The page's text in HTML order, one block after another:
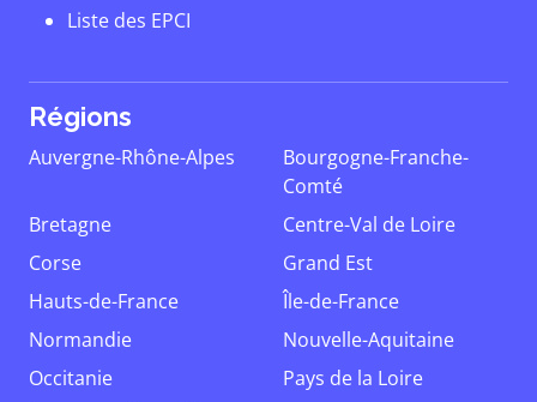
Liste des EPCI
Régions
Auvergne-Rhône-Alpes
Bourgogne-Franche-
Comté
Bretagne
Centre-Val de Loire
Corse
Grand Est
Hauts-de-France
Île-de-France
Normandie
Nouvelle-Aquitaine
Occitanie
Pays de la Loire